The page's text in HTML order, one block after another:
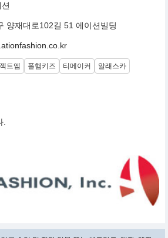
양재대로102길 51 에이션빌딩
트엠 폴햄키즈 티메이커
알래스카